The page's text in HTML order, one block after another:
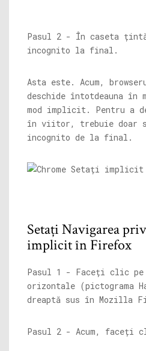
Pasul 2 - În caseta
incognito la final.
Asta este. Acum,
deschide întotdeauna în
mod implicit. Pentru a
în viitor, trebuie doar
incognito de la final.
Setați Navigarea
implicit în Firefox
Pasul 1 - Faceți clic
orizontale (pictograma
dreaptă sus în Mozilla
Pasul 2 - Acum, faceți